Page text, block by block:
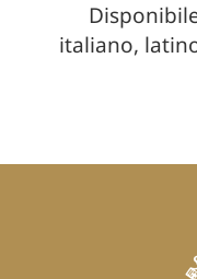
italiano,